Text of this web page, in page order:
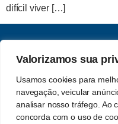
Valorizamos sua
Usamos cookies para
navegação, veicular
analisar nosso tráfego. Ao
concorda com o uso de
difícil viver […]
Acompanhe-nos nas
sociais